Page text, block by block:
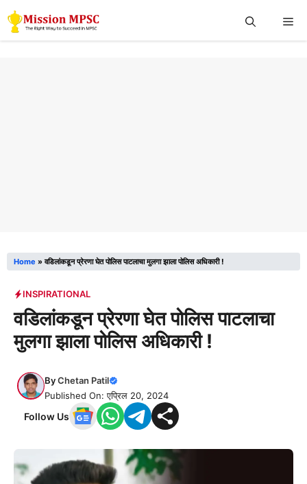
Skip
to
Home »वडिलांकडून प्रेरणा घेत पोलिस पाटलाचा मुलगा झाला पोलिस अधिकारी !
INSPIRATIONAL
वडिलांकडून प्रेरणा घेत पोलिस पाटलाचा
मुलगा झाला पोलिस अधिकारी !
ByChetan Patil
Published On: एप्रिल 20, 2024
Follow Us